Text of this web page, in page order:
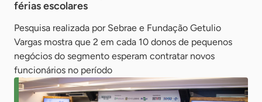
férias escolares
Pesquisa realizada por Sebrae e Fundação Getulio
Vargas mostra que 2 em cada 10 donos de pequenos
negócios do segmento esperam contratar novos
funcionários no período